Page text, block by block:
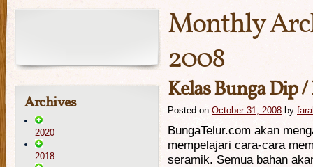
Monthly
2008
Kelas Bunga Dip
Posted on October 31, 2008 by
BungaTelur.com akan
mempelajari cara-cara
seramik. Semua bahan
Archives
2020
2018